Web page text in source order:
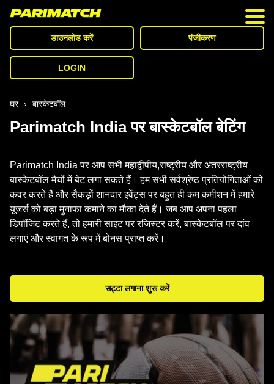
कैसीनो
पहला डिपॉजिट बोनस
विड्रॉल
स्पोर्ट्स
इ-स्पोर्ट्स
संपर्क करें
हमारे बारे में जाने
डाउनलोड करें पंजीकरण
LOGIN
घर › बास्केटबॉल
Parimatch India पर बास्केटबॉल बेटिंग
Parimatch India पर आप सभी महाद्वीपीय,राष्ट्रीय और अंतरराष्ट्रीय
बास्केटबॉल मैचों में बेट लगा सकते हैं। हम सभी सर्वश्रेष्ठ प्रतियोगिताओं को
कवर करते हैं और सैकड़ों शानदार इवेंट्स पर बहुत ही कम कमीशन में हमारे
यूजर्स को बड़ा मुनाफा कमाने का मौका देते हैं। जब आप अपना पहला
डिपॉजिट करते हैं, तो हमारी साइट पर रजिस्टर करें, बास्केटबॉल पर दांव
लगाएं और स्वागत के रूप में बोनस प्राप्त करें।
सट्टा लगाना शुरू करें